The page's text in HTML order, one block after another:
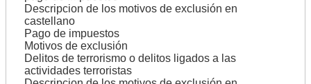
Descripcion de los motivos de exclusión en
castellano
Pago de impuestos
Motivos de exclusión
Delitos de terrorismo o delitos ligados a las
actividades terroristas